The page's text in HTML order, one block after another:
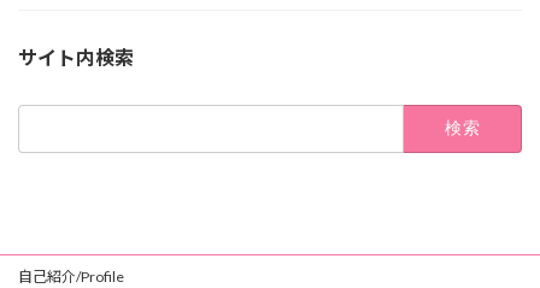
サイト内検索
自己紹介/Profile